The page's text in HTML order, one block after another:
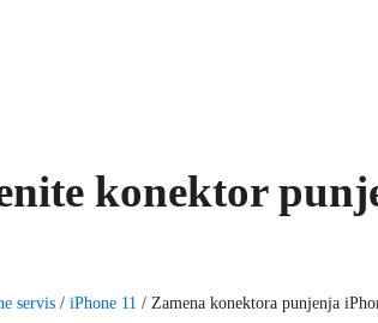
konektor
servis/ iPhone 11 / Zamena konektora punjenja